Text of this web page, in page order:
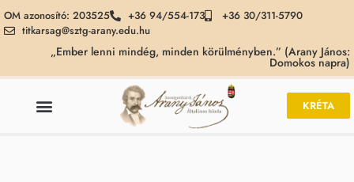
OM azonosító: 203525 +36 94/554-173
+36 30/311-5790
titkarsag@sztg-arany.edu.hu
„Ember lenni mindég, minden körülményben.” (Arany János:
Domokos napra)
KRÉTA